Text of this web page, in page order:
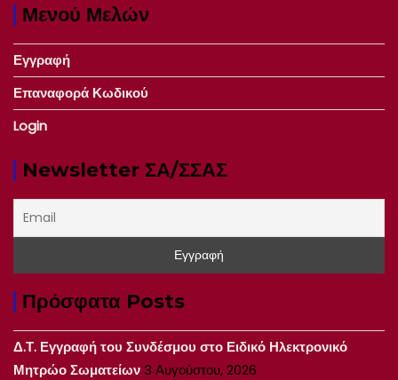
Μενού Μελών
Εγγραφή
Επαναφορά Κωδικού
Login
Newsletter ΣΑ/ΣΣΑΣ
Πρόσφατα Posts
Δ.Τ. Εγγραφή του Συνδέσμου στο Ειδικό Ηλεκτρονικό
Μητρώο Σωματείων3 Αυγούστου, 2026